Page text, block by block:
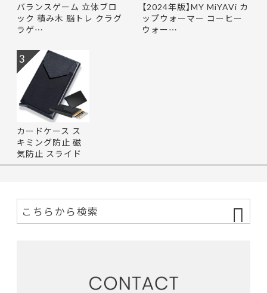
バランスゲーム 立体ブロ
ック 積み木 脳トレ クラグ
ラゲ…
【2024年版】MY MiYAVi カ
ップウォーマー コーヒー
ウォー…
カードケース ス
キミング防止 磁
気防止 スライド
式 ライ…
3